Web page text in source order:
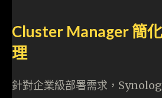
Cluster Manager 簡
理
針對企業級部署需求，